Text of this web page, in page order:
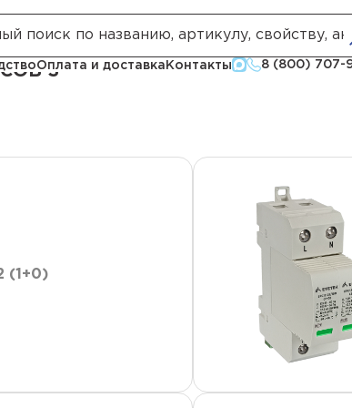
Оплата и доставка Контакты 8 (800) 707-
УЗИП серии ЕРС12УЗИП серии ЕРС12, количество
3
(1+0)